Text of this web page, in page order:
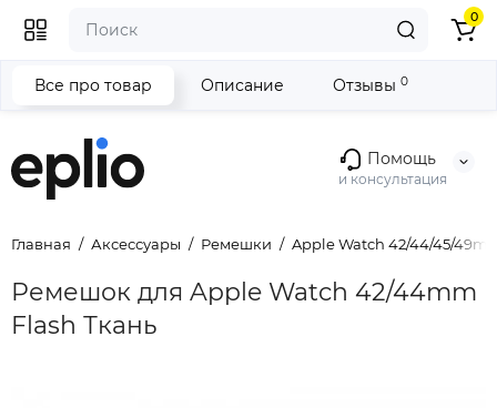
Помощь
и консультация
0
Главная Аксессуары Ремешки Apple Watch 42/44/45/
Ремешок для Apple Watch 42/44mm
Flash Ткань
Все про товар Описание Отзывы 0